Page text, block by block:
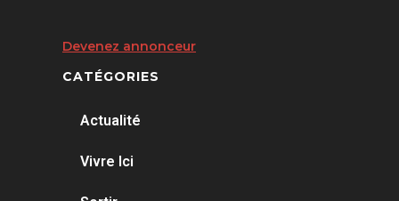
Devenez annonceur
CATÉGORIES
Actualité
Vivre Ici